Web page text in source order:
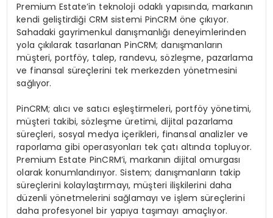
Premium Estate’in teknoloji odaklı yapısında, markanın
kendi geliştirdiği CRM sistemi PinCRM öne çıkıyor.
Sahadaki gayrimenkul danışmanlığı deneyimlerinden
yola çıkılarak tasarlanan PinCRM; danışmanların
müşteri, portföy, talep, randevu, sözleşme, pazarlama
ve finansal süreçlerini tek merkezden yönetmesini
sağlıyor.
PinCRM; alıcı ve satıcı eşleştirmeleri, portföy yönetimi,
müşteri takibi, sözleşme üretimi, dijital pazarlama
süreçleri, sosyal medya içerikleri, finansal analizler ve
raporlama gibi operasyonları tek çatı altında topluyor.
Premium Estate PinCRM’i, markanın dijital omurgası
olarak konumlandırıyor. Sistem; danışmanların takip
süreçlerini kolaylaştırmayı, müşteri ilişkilerini daha
düzenli yönetmelerini sağlamayı ve işlem süreçlerini
daha profesyonel bir yapıya taşımayı amaçlıyor.